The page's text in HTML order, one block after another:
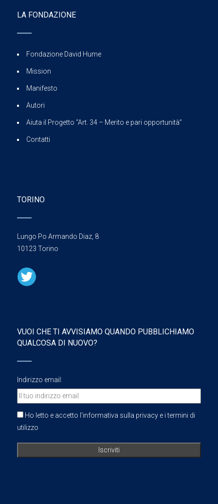
LA FONDAZIONE
Fondazione David Hume
Mission
Manifesto
Autori
Aiuta il Progetto “Art. 34 – Merito e pari opportunità”
Contatti
TORINO
Lungo Po Armando Diaz, 8
10123 Torino
VUOI CHE TI AVVISIAMO QUANDO PUBBLICHIAMO
QUALCOSA DI NUOVO?
Indirizzo email:
Ho letto e accetto l'informativa sulla privacy e i termini di
utilizzo